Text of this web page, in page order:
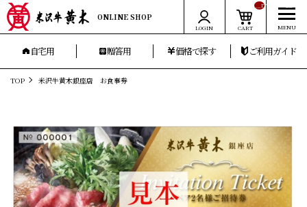
ONLINE SHOP
LOGIN CART
__ITM_CNT__
自宅用 贈答用 価格で探す ご利用ガイド
TOP 米沢牛黄木銀座店 お食事券